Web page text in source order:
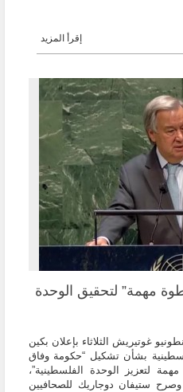
إقرأ المزيد
مهمة” لتحقيق الوحدة
غوتيريش الثلاثاء بإعلان بكين
بشأن تشكيل “حكومة وفاق
لتعزيز الوحدة الفلسطينية”،
ستيفان دوجاريك للصحافيين